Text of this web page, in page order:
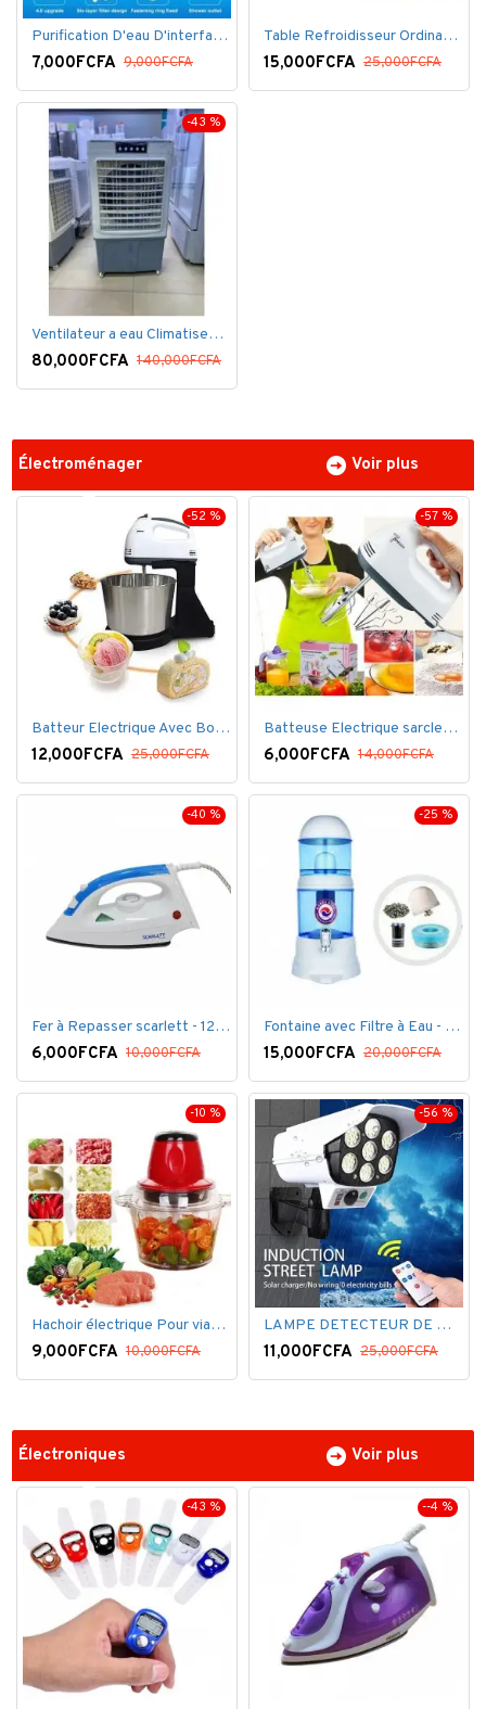
Purification D'eau D'interface De Filtre De Robinet
7,000FCFA 9,000FCFA
Table Refroidisseur Ordinateur Portable
15,000FCFA 25,000FCFA
-43 %
Ventilateur a eau Climatiseur Mobile Grand Model.
80,000FCFA 140,000FCFA
Électroménager Voir plus
-52 %
Batteur Electrique Avec Bol en inox
12,000FCFA 25,000FCFA
-57 %
Batteuse Electrique sarclette à main– 7 vitesses
6,000FCFA 14,000FCFA
-40 %
Fer à Repasser scarlett - 1200 W - Bleu Blanc
6,000FCFA 10,000FCFA
-25 %
Fontaine avec Filtre à Eau - 16 Litres - Blanc
15,000FCFA 20,000FCFA
-10 %
Hachoir électrique Pour viandes et légumes -Rouge
9,000FCFA 10,000FCFA
-56 %
LAMPE DETECTEUR DE MOUVEMENT SOLAR SENSOR LIGHT
11,000FCFA 25,000FCFA
Électroniques Voir plus
-43 % --4 %